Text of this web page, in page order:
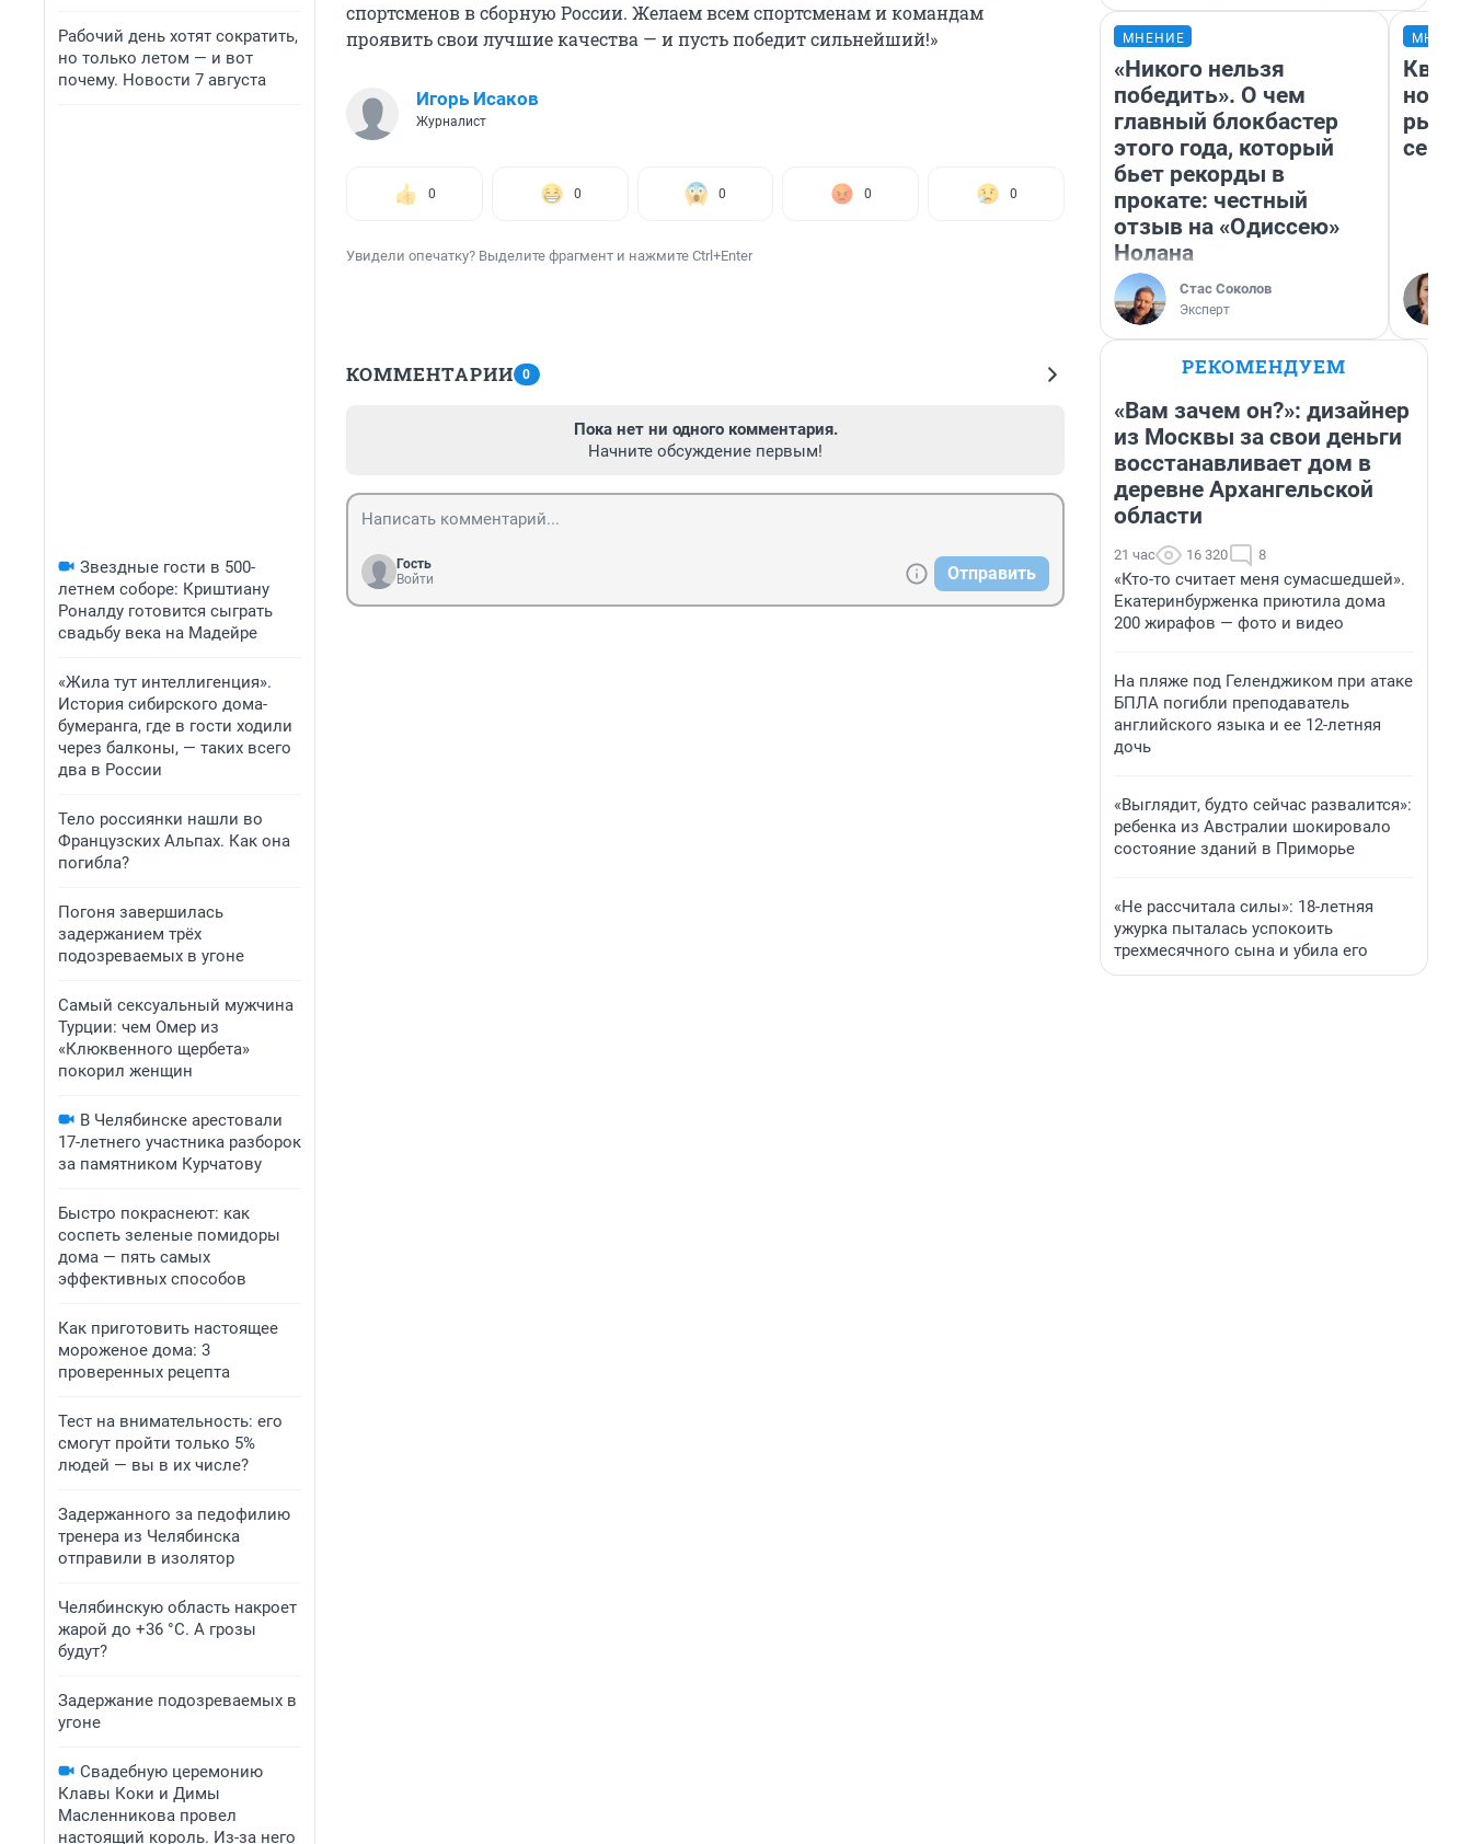
Рабочий день хотят сократить,
но только летом — и вот
почему. Новости 7 августа
Звездные гости в 500-
летнем соборе: Криштиану
Роналду готовится сыграть
свадьбу века на Мадейре
«Жила тут интеллигенция».
История сибирского дома-
бумеранга, где в гости ходили
через балконы, — таких всего
два в России
Тело россиянки нашли во
Французских Альпах. Как она
погибла?
Погоня завершилась
задержанием трёх
подозреваемых в угоне
Самый сексуальный мужчина
Турции: чем Омер из
«Клюквенного щербета»
покорил женщин
В Челябинске арестовали
17-летнего участника разборок
за памятником Курчатову
Быстро покраснеют: как
соспеть зеленые помидоры
дома — пять самых
эффективных способов
Как приготовить настоящее
мороженое дома: 3
проверенных рецепта
Тест на внимательность: его
смогут пройти только 5%
людей — вы в их числе?
Задержанного за педофилию
тренера из Челябинска
отправили в изолятор
Челябинскую область накроет
жарой до +36 °C. А грозы
будут?
Задержание подозреваемых в
угоне
Свадебную церемонию
Клавы Коки и Димы
Масленникова провел
настоящий король. Из-за него
спортсменов в сборную России. Желаем всем спортсменам и командам
проявить свои лучшие качества — и пусть победит сильнейший!»
Игорь Исаков
Журналист
0 0 0 0 0
Увидели опечатку? Выделите фрагмент и нажмите Ctrl+Enter
КОММЕНТАРИИ 0
Пока нет ни одного комментария.
Начните обсуждение первым!
Гость
Войти
Отправить
МНЕНИЕ
«Никого нельзя
победить». О чем
главный блокбастер
этого года, который
бьет рекорды в
прокате: честный
отзыв на «Одиссею»
Нолана
Стас Соколов
Эксперт
но
РЕКОМЕНДУЕМ
«Вам зачем он?»: дизайнер
из Москвы за свои деньги
восстанавливает дом в
деревне Архангельской
области
21 час 16 320 8
«Кто-то считает меня сумасшедшей».
Екатеринбурженка приютила дома
200 жирафов — фото и видео
На пляже под Геленджиком при атаке
БПЛА погибли преподаватель
английского языка и ее 12-летняя
дочь
«Выглядит, будто сейчас развалится»:
ребенка из Австралии шокировало
состояние зданий в Приморье
«Не рассчитала силы»: 18-летняя
ужурка пыталась успокоить
трехмесячного сына и убила его